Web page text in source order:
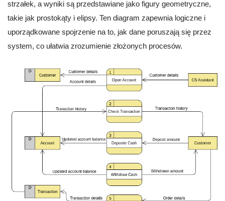
strzałek, a wyniki są przedstawiane jako figury geometryczne,
takie jak prostokąty i elipsy. Ten diagram zapewnia logiczne i
uporządkowane spojrzenie na to, jak dane poruszają się przez
system, co ułatwia zrozumienie złożonych procesów.